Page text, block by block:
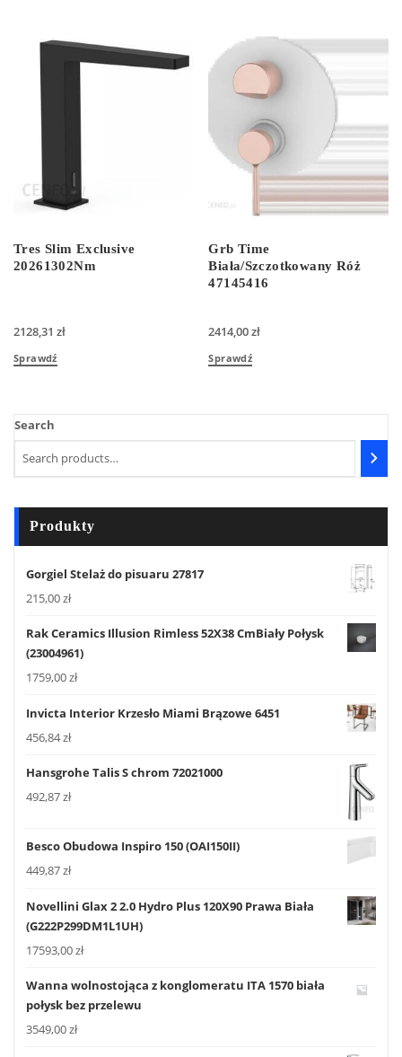
Tres Slim Exclusive
20261302Nm
2128,31 zł
Sprawdź
Grb Time
Biała/Szczotkowany Róż
47145416
2414,00zł
Sprawdź
Search
Produkty
Gorgiel Stelaż do pisuaru 27817
215,00zł
Rak Ceramics Illusion Rimless 52X38 CmBiały Połysk
(23004961)
1759,00zł
Invicta Interior Krzesło Miami Brązowe 6451
456,84zł
Hansgrohe Talis S chrom 72021000
492,87zł
Besco Obudowa Inspiro 150 (OAI150II)
449,87zł
Novellini Glax 2 2.0 Hydro Plus 120X90 Prawa Biała
(G222P299DM1L1UH)
17593,00zł
Wanna wolnostojąca z konglomeratu ITA 1570 biała
połysk bez przelewu
3549,00zł